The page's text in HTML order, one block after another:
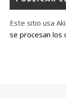
Este sitio usa
se procesan los